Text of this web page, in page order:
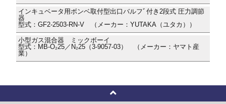
インキュベータ用ボンベ取付型出口バルフﾞ付き2段式 圧力調節
器
型式：GF2-2503-RN-V （メーカー：YUTAKA（ユタカ））
小型ガス混合器 ミックボーイ
型式：MB-O₂25／N₂25（3-9057-03） （メーカー：ヤマト産
業）